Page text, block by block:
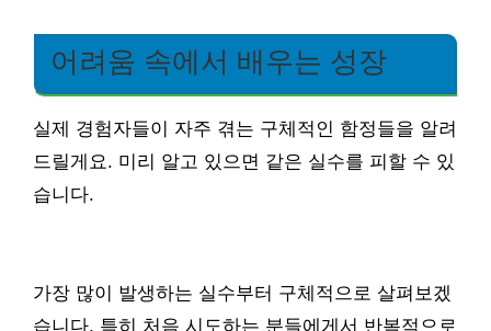
어려움 속에서 배우는 성장
실제 경험자들이 자주 겪는 구체적인 함정들을 알려
드릴게요. 미리 알고 있으면 같은 실수를 피할 수 있
습니다.
가장 많이 발생하는 실수부터 구체적으로 살펴보겠
습니다. 특히 처음 시도하는 분들에게서 반복적으로